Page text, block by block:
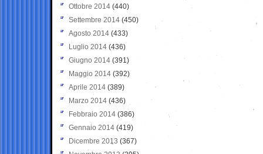
Ottobre 2014 (440)
Settembre 2014 (450)
Agosto 2014 (433)
Luglio 2014 (436)
Giugno 2014 (391)
Maggio 2014 (392)
Aprile 2014 (389)
Marzo 2014 (436)
Febbraio 2014 (386)
Gennaio 2014 (419)
Dicembre 2013 (367)